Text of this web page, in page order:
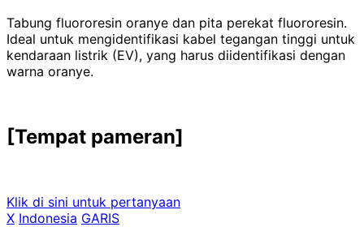
Tabung fluororesin oranye dan pita perekat fluororesin.
Ideal untuk mengidentifikasi kabel tegangan tinggi untuk
kendaraan listrik (EV), yang harus diidentifikasi dengan
warna oranye.
[Tempat pameran]
Klik di sini untuk pertanyaan
X Indonesia GARIS